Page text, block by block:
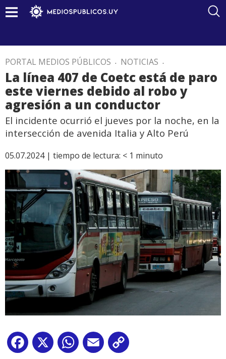
PORTAL MEDIOS PÚBLICOS . NOTICIAS .
La línea 407 de Coetc está de paro
este viernes debido al robo y
agresión a un conductor
El incidente ocurrió el jueves por la noche, en la
intersección de avenida Italia y Alto Perú
05.07.2024 | tiempo de lectura: < 1 minuto
Facebook
X WhatsApp
Email